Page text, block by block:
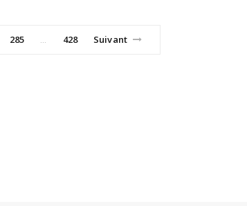
285 428 Suivant